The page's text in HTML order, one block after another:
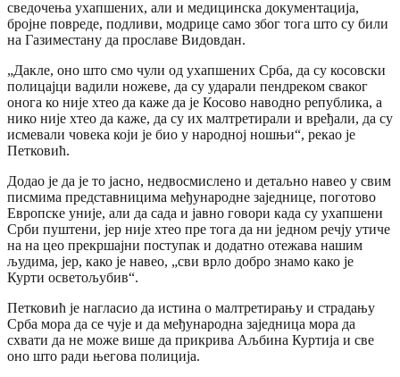
сведочења ухапшених, али и медицинска документација,
бројне повреде, подливи, модрице само због тога што су били
на Газиместану да прославе Видовдан.
„Дакле, оно што смо чули од ухапшених Срба, да су косовски
полицајци вадили ножеве, да су ударали пендреком сваког
онога ко није хтео да каже да је Косово наводно република, а
нико није хтео да каже, да су их малтретирали и вређали, да су
исмевали човека који је био у народној ношњи“, рекао је
Петковић.
Додао је да је то јасно, недвосмислено и детаљно навео у свим
писмима представницима међународне заједнице, поготово
Европске уније, али да сада и јавно говори када су ухапшени
Срби пуштени, јер није хтео пре тога да ни једном речју утиче
на на цео прекршајни поступак и додатно отежава нашим
људима, јер, како је навео, „сви врло добро знамо како је
Курти осветољубив“.
Петковић је нагласио да истина о малтретирању и страдању
Срба мора да се чује и да међународна заједница мора да
схвати да не може више да прикрива Аљбина Куртија и све
оно што ради његова полиција.